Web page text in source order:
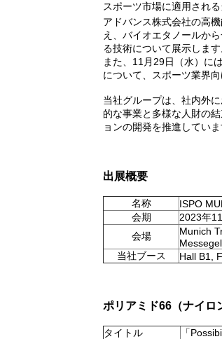
スポーツ市場に適用され
アドバンス株式会社の高
え、バイオエタノールか
る技術について展示します
また、11月29日（水）に
について、スポーツ業界向
当社グループは、社内外
的な事業と多様な人財の
ョンの開発を推進していま
出展概要
名称
ISPO
会期
2023年
会場
Munich
当社ブース
Hall B1,
ポリアミド66（ナイロ
タイトル
「